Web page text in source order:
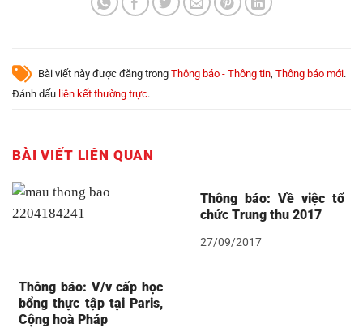
Bài viết này được đăng trong Thông báo - Thông tin Thông báo mới.
Đánh dấu liên kết thường trực.
BÀI VIẾT LIÊN QUAN
Thông báo: V/v cấp học
bổng thực tập tại Paris,
Cộng hoà Pháp
Thông báo: Về việc tổ
chức Trung thu 2017
27/09/2017